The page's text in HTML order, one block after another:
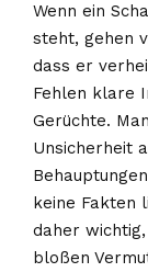
Wenn ein
steht, gehen
dass er
Fehlen klare
Gerüchte.
Unsicherheit
keine Fakten
daher
bloßen